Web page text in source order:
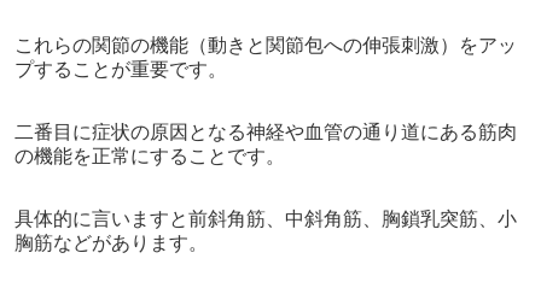
これらの関節の機能（動きと関節包への伸張刺激）をアッ
プすることが重要です。
二番目に症状の原因となる神経や血管の通り道にある筋肉
の機能を正常にすることです。
具体的に言いますと前斜角筋、中斜角筋、胸鎖乳突筋、小
胸筋などがあります。